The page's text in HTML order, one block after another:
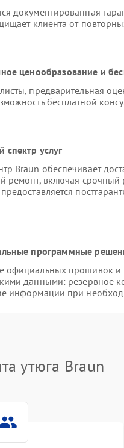
документированная
клиента от
ценообразование и
предварительная
бесплатной
спектр услуг
Braun обеспечивает
ремонт, включая срочный
программные
официальных прошивок и
данными: резервное
информации при
утюга Braun